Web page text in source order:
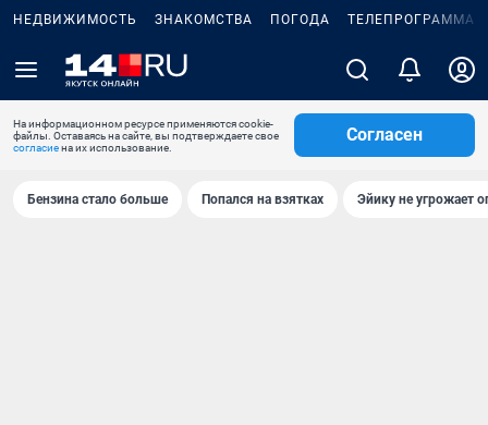
НЕДВИЖИМОСТЬ ЗНАКОМСТВА ПОГОДА ТЕЛЕПРОГРАММА
На информационном ресурсе применяются cookie-
файлы. Оставаясь на сайте, вы подтверждаете свое
согласиена их использование.
Согласен
Бензина стало больше Попался на взятках Эйику не угрожает